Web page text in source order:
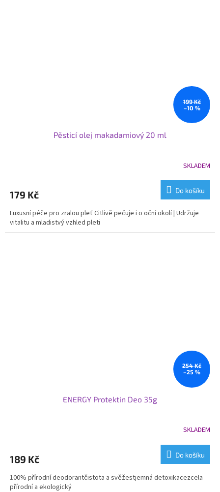
199 Kč
–10 %
Pěsticí olej makadamiový 20 ml
SKLADEM
179 Kč Do košíku
Luxusní péče pro zralou pleť Citlivě pečuje i o oční okolí | Udržuje
vitalitu a mladistvý vzhled pleti
254 Kč
–25 %
ENERGY Protektin Deo 35g
je
z
5
SKLADEM
189 Kč Do košíku
100% přírodní deodorantčistota a svěžestjemná detoxikacezcela
přírodní a ekologický